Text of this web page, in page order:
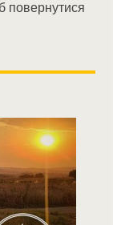
повернутися